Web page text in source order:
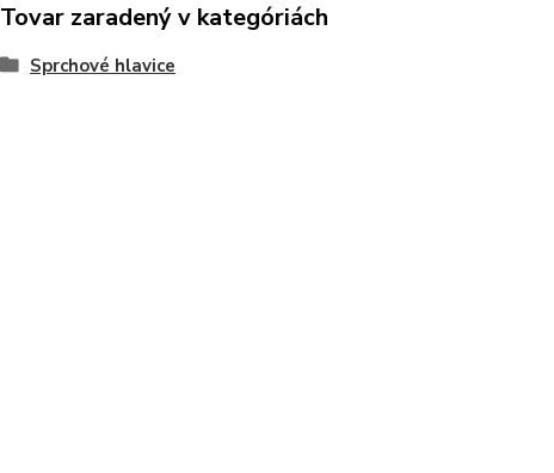
Tovar zaradený v kategóriách
Sprchové hlavice